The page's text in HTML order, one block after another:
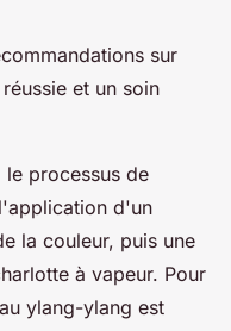
sur
et un soin
processus de
d'un
la couleur, puis une
à vapeur. Pour
ylang-ylang est